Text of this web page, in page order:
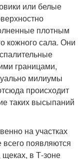
или белые
плотным
кожного сала. Они
границами,
милиумы
происходит
таких высыпаний
на участках
появляются
щеках, в Т-зоне